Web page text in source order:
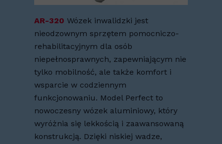
AR-320 Wózek inwalidzki jest
nieodzownym sprzętem pomocniczo-
rehabilitacyjnym dla osób
niepełnosprawnych, zapewniającym nie
tylko mobilność, ale także komfort i
wsparcie w codziennym
funkcjonowaniu. Model Perfect to
nowoczesny wózek aluminiowy, który
wyróżnia się lekkością i zaawansowaną
konstrukcją. Dzięki niskiej wadze,